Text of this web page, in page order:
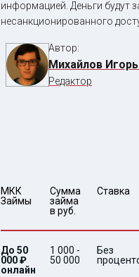
информацией. Деньги будут
несанкционированного
Автор:
Михайлов
Редактор
МКК
Займы
Сумма
займа
в руб.
Ставка
До 50
000 ₽
онлайн
1 000 -
50 000
Без